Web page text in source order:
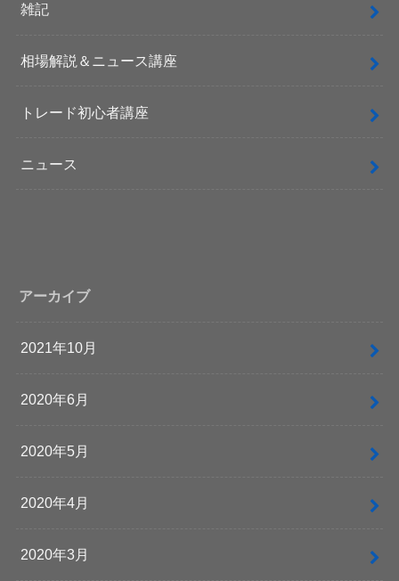
雑記
相場解説＆ニュース講座
トレード初心者講座
ニュース
アーカイブ
2021年10月
2020年6月
2020年5月
2020年4月
2020年3月